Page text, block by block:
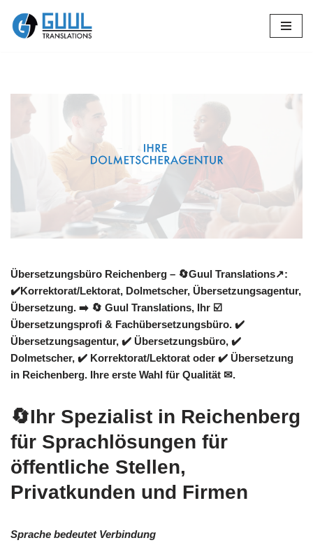
Zum
Übersetzungsbüro Reichenberg – 🔄Guul Translations↗️:
✔️Korrektorat/Lektorat, Dolmetscher, Übersetzungsagentur,
Übersetzung. ➡️ 🔄 Guul Translations, Ihr ☑️
Übersetzungsprofi & Fachübersetzungsbüro. ✔️
Übersetzungsagentur, ✔️ Übersetzungsbüro, ✔️
Dolmetscher, ✔️ Korrektorat/Lektorat oder ✔️ Übersetzung
in Reichenberg. Ihre erste Wahl für Qualität ✉.
🔄Ihr Spezialist in Reichenberg
für Sprachlösungen für
öffentliche Stellen,
Privatkunden und Firmen
Sprache bedeutet Verbindung